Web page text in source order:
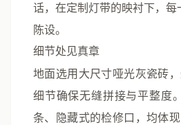
话，在定制灯带的映衬下，
陈设。
细节处见真章
地面选用大尺寸哑光灰瓷砖
细节确保无缝拼接与平整度
条、隐藏式的检修口，均体